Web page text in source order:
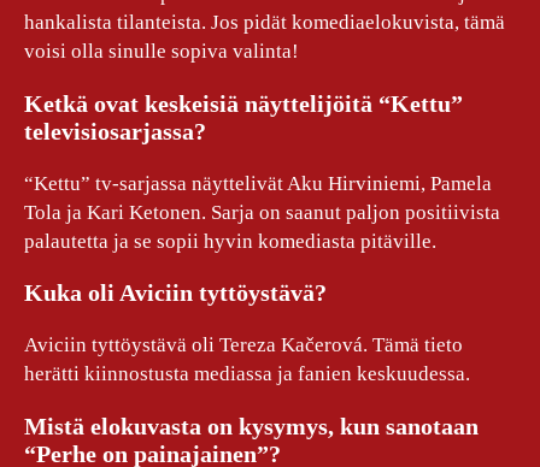
hankalista tilanteista. Jos pidät komediaelokuvista, tämä
voisi olla sinulle sopiva valinta!
Ketkä ovat keskeisiä näyttelijöitä “Kettu”
televisiosarjassa?
“Kettu” tv-sarjassa näyttelivät Aku Hirviniemi, Pamela
Tola ja Kari Ketonen. Sarja on saanut paljon positiivista
palautetta ja se sopii hyvin komediasta pitäville.
Kuka oli Aviciin tyttöystävä?
Aviciin tyttöystävä oli Tereza Kačerová. Tämä tieto
herätti kiinnostusta mediassa ja fanien keskuudessa.
Mistä elokuvasta on kysymys, kun sanotaan
“Perhe on painajainen”?